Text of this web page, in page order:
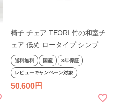
椅子 チェア TEORI 竹の和室チ
ェア 低め ロータイプ シンプル
天然木 木目 木製 ナチュラル テ
オリ 国産 日本製
送料無料 国産 3年保証
レビューキャンペーン対象
50,600